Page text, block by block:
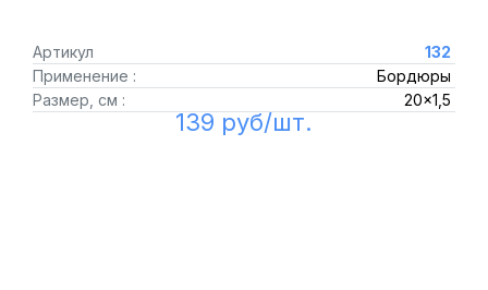
Артикул
132
Применение :
Бордюры
Размер, см :
20x1,5
139 руб/шт.